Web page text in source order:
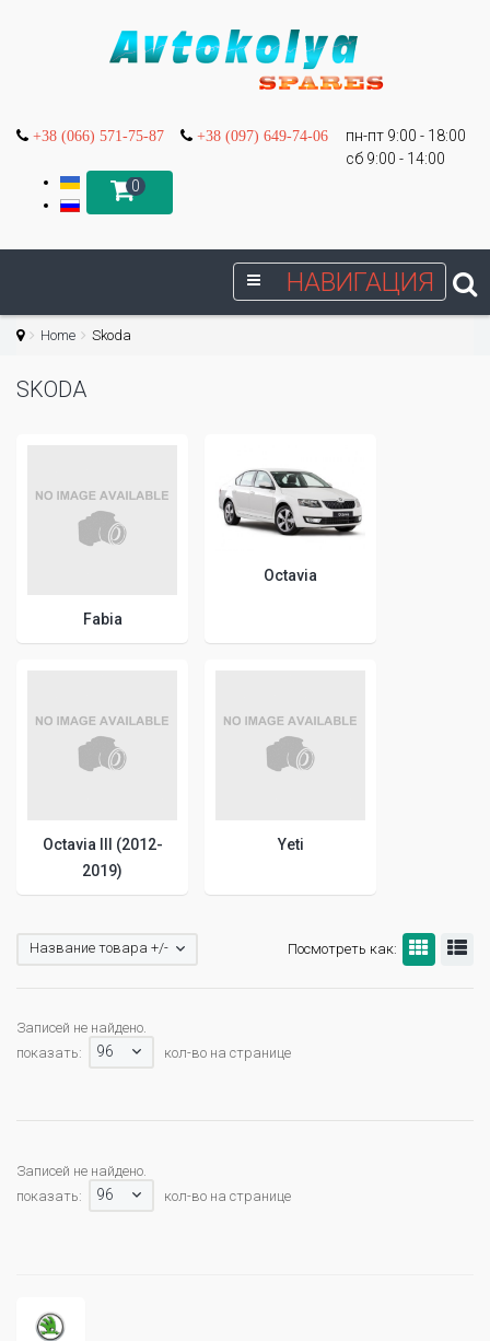
+38 (066) 571-75-87 +38 (097) 649-74-06
пн-пт 9:00 - 18:00
сб 9:00 - 14:00
0
НАВИГАЦИЯ
Home Skoda
SKODA
Fabia
Octavia
Octavia III (2012-
2019)
Yeti
Посмотреть как:
Название товара +/-
Записей не найдено.
показать:
96 кол-во на странице
Записей не найдено.
показать:
96 кол-во на странице